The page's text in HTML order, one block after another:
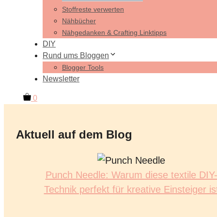
Stoffreste verwerten
Nähbücher
Nähgedanken & Crafting Linktipps
DIY
Rund ums Bloggen
Blogger Tools
Newsletter
0
Aktuell auf dem Blog
Punch Needle: Warum diese textile DIY-
Technik perfekt für kreative Einsteiger